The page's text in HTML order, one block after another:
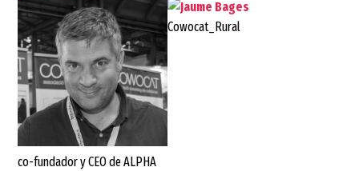
co-fundador y CEO de ALPHA
Cowocat_Rural